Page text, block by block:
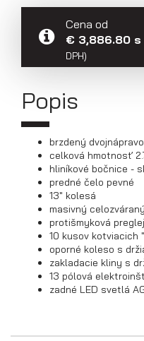
Cena od
€ 3,886.80 s
DPH)
Popis
brzdený
celková hmotnosť
hliníkové bočnice -
predné čelo pevné
13" kolesá
masivný
protišmyková
10 kusov kotviacich
oporné koleso s
zakladacie kliny s
13 pólová
zadné LED svetlá